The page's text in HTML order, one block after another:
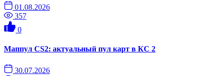
01.08.2026
357
0
Маппул CS2: актуальный пул карт в КС 2
30.07.2026